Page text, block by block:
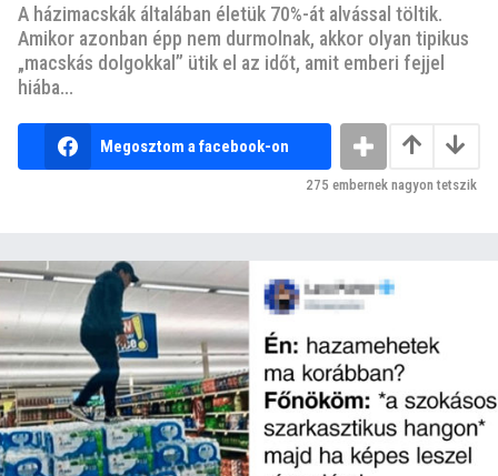
A házimacskák általában életük 70%-át alvással töltik.
Amikor azonban épp nem durmolnak, akkor olyan tipikus
„macskás dolgokkal” ütik el az időt, amit emberi fejjel
hiába...
Megosztom a facebook-on
275 embernek nagyon tetszik